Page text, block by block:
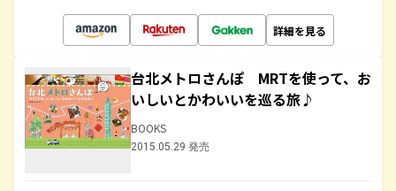
詳細を見る
台北メトロさんぽ MRTを使って、お
いしいとかわいいを巡る旅♪
BOOKS
2015.05.29 発売